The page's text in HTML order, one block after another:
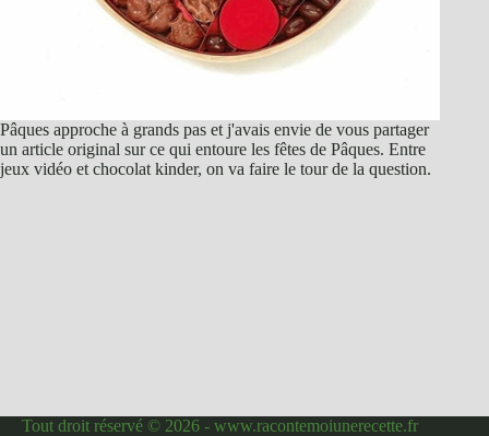
Pâques approche à grands pas et j'avais envie de vous partager
un article original sur ce qui entoure les fêtes de Pâques. Entre
jeux vidéo et chocolat kinder, on va faire le tour de la question.
Tout droit réservé © 2026 - www.racontemoiunerecette.fr